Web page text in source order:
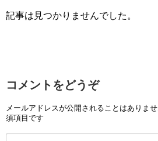
記事は見つかりませんでした。
コメントをどうぞ
メールアドレスが公開されることはありませ
須項目です